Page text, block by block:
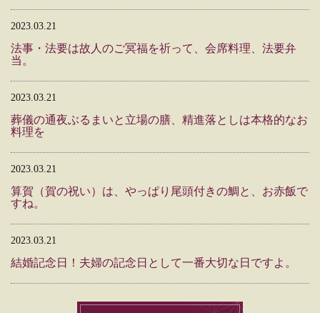
2023.03.21
法事・法要は故人のご冥福を祈って、会席料理、法要弁
当。
2023.03.21
葬儀の通夜ぶるまいと立場の膳、精進落としは本格的なお
料理を
2023.03.21
算賀（賀の祝い）は、やっぱり尾頭付きの鯛と、お赤飯で
すね。
2023.03.21
結婚記念日！夫婦の記念日として一番大切な日ですよ。